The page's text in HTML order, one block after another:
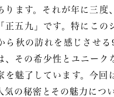
ります。それが年に三度
正五九」です。特にこの
ら秋の訪れを感じさせ
、その希少性とユニーク
を魅了しています。今回
気の秘密とその魅力につ